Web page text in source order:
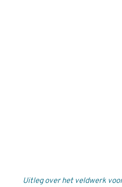
Uitleg over het veldwerk